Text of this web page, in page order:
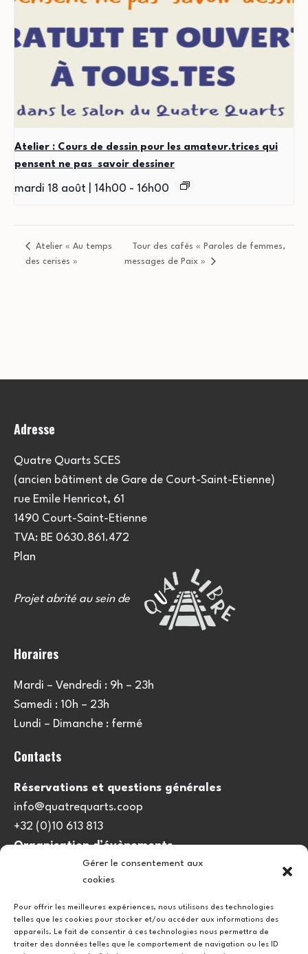
Gérer le consentement aux
cookies
Pour offrir les meilleures expériences, nous utilisons des technologies
telles que les cookies pour stocker et/ou accéder aux informations des
appareils. Le fait de consentir à ces technologies nous permettra de
traiter des données telles que le comportement de navigation ou les ID
Atelier : Cours de dessin pour les amateur.trices qui
pensent ne pas savoir dessiner
mardi 18 août | 14h00 - 16h00
Atelier « Au temps
des cerises »
Tour des cafés « Paroles de femmes,
messages de Paix »
Adresse
Quatre Quarts SCES
(ancien bâtiment de Gare de Court-Saint-Etienne)
rue Emile Henricot, 61
1490 Court-Saint-Etienne
TVA: BE 0630.861.472
Plan
Projet abrité au sein de
Horaires
Mardi – Vendredi : 9h – 23h
Samedi : 10h – 23h
Lundi – Dimanche : fermé
Contacts
Réservations et questions générales
info@quatrequarts.coop
+32 (0)10 613 813
Organisation d’évènements
viedulieu@quatrequarts.coop
Politique de cookies (UE)